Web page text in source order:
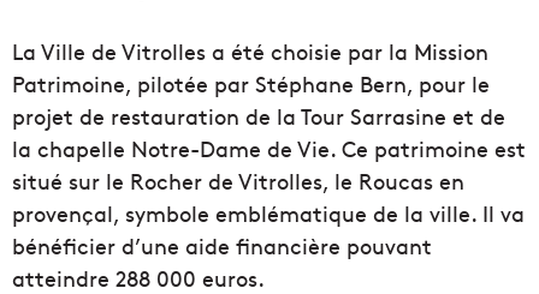
La Ville de Vitrolles a été choisie par la Mission
Patrimoine, pilotée par Stéphane Bern, pour le
projet de restauration de la Tour Sarrasine et de
la chapelle Notre-Dame de Vie. Ce patrimoine est
situé sur le Rocher de Vitrolles, le Roucas en
provençal, symbole emblématique de la ville. Il va
bénéficier d’une aide financière pouvant
atteindre 288 000 euros.